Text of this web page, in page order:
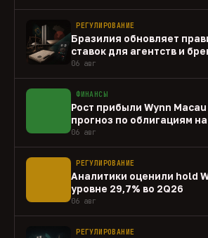
РЕГУЛИРОВАНИЕ
Бразилия обновляет
ставок для агентств и
06 авг
ФИНАНСЫ
Рост прибыли Wynn
прогноз по облигациям
capex
06 авг
РЕГУЛИРОВАНИЕ
Аналитики оценили hold
уровне 29,7% во 2Q26
06 авг
РЕГУЛИРОВАНИЕ